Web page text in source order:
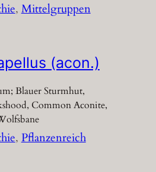
, Mittelgruppen
(acon.)
Blauer Sturmhut,
Common Aconite,
, Pflanzenreich